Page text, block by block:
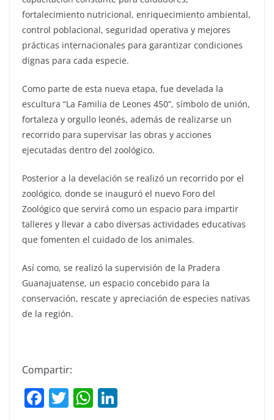
fortalecimiento nutricional, enriquecimiento ambiental,
control poblacional, seguridad operativa y mejores
prácticas internacionales para garantizar condiciones
dignas para cada especie.
Como parte de esta nueva etapa, fue develada la
escultura “La Familia de Leones 450”, símbolo de unión,
fortaleza y orgullo leonés, además de realizarse un
recorrido para supervisar las obras y acciones
ejecutadas dentro del zoológico.
Posterior a la develación se realizó un recorrido por el
zoológico, donde se inauguró el nuevo Foro del
Zoológico que servirá como un espacio para impartir
talleres y llevar a cabo diversas actividades educativas
que fomenten el cuidado de los animales.
Así como, se realizó la supervisión de la Pradera
Guanajuatense, un espacio concebido para la
conservación, rescate y apreciación de especies nativas
de la región.
Compartir:
F T W